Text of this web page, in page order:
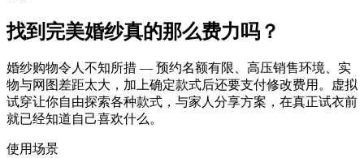
找到完美婚纱真的那么费力吗？
婚纱购物令人不知所措 — 预约名额有限、高压销售环境、实
物与网图差距太大，加上确定款式后还要支付修改费用。虚拟
试穿让你自由探索各种款式，与家人分享方案，在真正试衣前
就已经知道自己喜欢什么。
使用场景